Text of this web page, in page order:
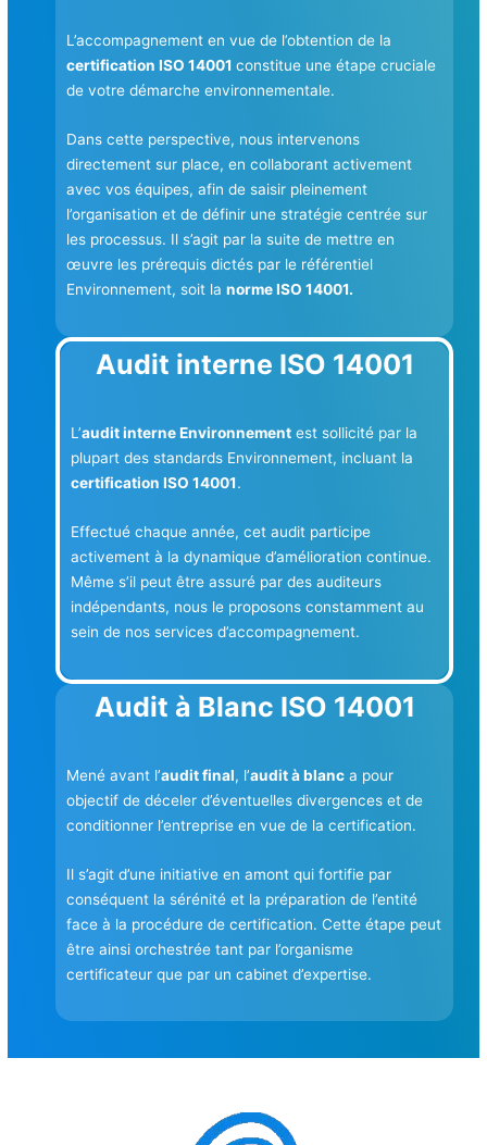
L’accompagnement en vue de l’obtention de la
certification ISO 14001constitue une étape cruciale
de votre démarche environnementale.
Dans cette perspective, nous intervenons
directement sur place, en collaborant activement
avec vos équipes, afin de saisir pleinement
l’organisation et de définir une stratégie centrée sur
les processus. Il s’agit par la suite de mettre en
œuvre les prérequis dictés par le référentiel
Environnement, soit lanorme ISO 14001.
Audit interne ISO 14001
L’audit interne Environnement est sollicité par la
plupart des standards Environnement, incluant la
certification ISO 14001.
Effectué chaque année, cet audit participe
activement à la dynamique d’amélioration continue.
Même s’il peut être assuré par des auditeurs
indépendants, nous le proposons constamment au
sein de nos services d’accompagnement.
Audit à Blanc ISO 14001
Mené avant l’audit final, l’audit à blanc a pour
objectif de déceler d’éventuelles divergences et de
conditionner l’entreprise en vue de la certification.
Il s’agit d’une initiative en amont qui fortifie par
conséquent la sérénité et la préparation de l’entité
face à la procédure de certification. Cette étape peut
être ainsi orchestrée tant par l’organisme
certificateur que par un cabinet d’expertise.